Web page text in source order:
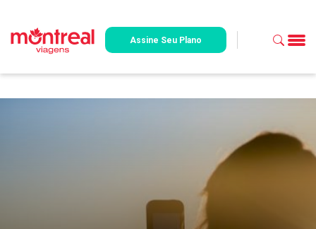
Assine Seu Plano